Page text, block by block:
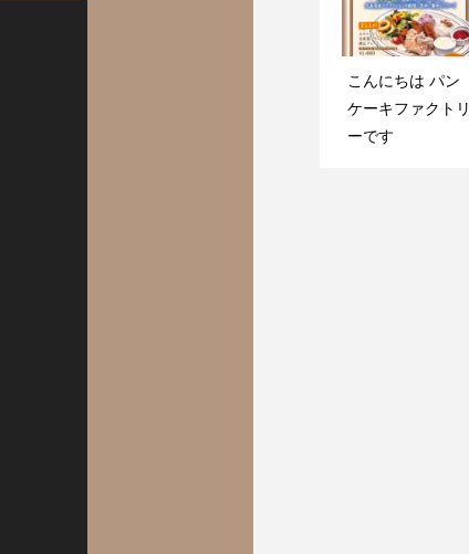
こんにちは パン
ケーキファクトリ
ーです
5月 21, 2020 @ 1
5:05 当店は入
ってすぐに手洗